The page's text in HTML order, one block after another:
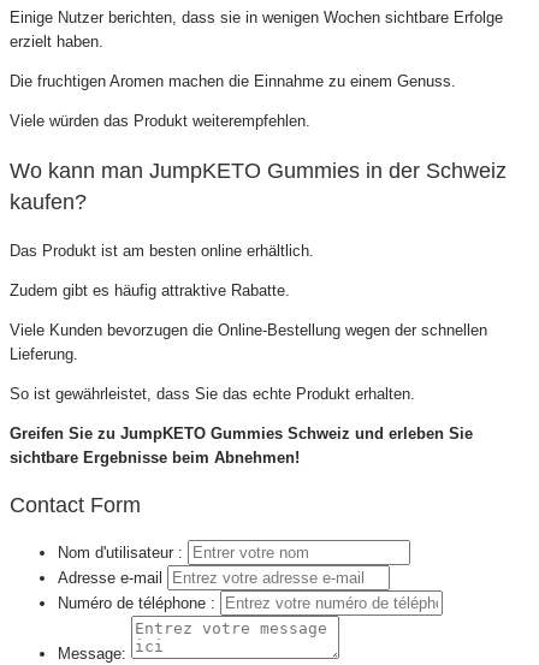
Einige Nutzer berichten, dass sie in wenigen Wochen sichtbare Erfolge
erzielt haben.
Die fruchtigen Aromen machen die Einnahme zu einem Genuss.
Viele würden das Produkt weiterempfehlen.
Wo kann man JumpKETO Gummies in der Schweiz
kaufen?
Das Produkt ist am besten online erhältlich.
Zudem gibt es häufig attraktive Rabatte.
Viele Kunden bevorzugen die Online-Bestellung wegen der schnellen
Lieferung.
So ist gewährleistet, dass Sie das echte Produkt erhalten.
Greifen Sie zu JumpKETO Gummies Schweiz und erleben Sie
sichtbare Ergebnisse beim Abnehmen!
Contact Form
Nom d'utilisateur :
Adresse e-mail
Numéro de téléphone :
Message: